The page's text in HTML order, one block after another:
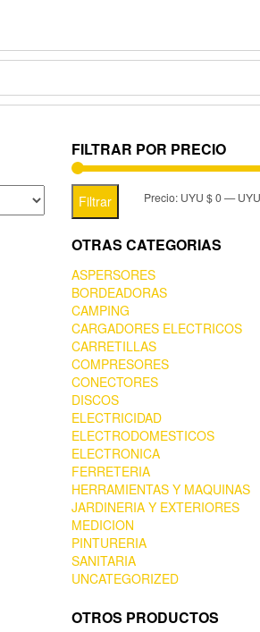
FILTRAR POR PRECIO
Filtrar Precio: UYU $ 0—
OTRAS CATEGORIAS
ASPERSORES
BORDEADORAS
CAMPING
CARGADORES ELECTRICOS
CARRETILLAS
COMPRESORES
CONECTORES
DISCOS
ELECTRICIDAD
ELECTRODOMESTICOS
ELECTRONICA
FERRETERIA
HERRAMIENTAS Y MAQUINAS
JARDINERIA Y EXTERIORES
MEDICION
PINTURERIA
SANITARIA
UNCATEGORIZED
OTROS PRODUCTOS